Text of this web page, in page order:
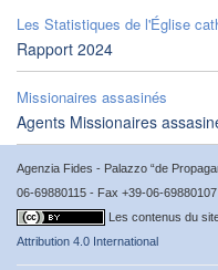
Les Statistiques de l'Église
Rapport 2024
Missionaires assasinés
Agents Missionaires
Agenzia Fides - Palazzo “de
06-69880115 - Fax +39-06-69880107
Les contenus du
Attribution 4.0 International